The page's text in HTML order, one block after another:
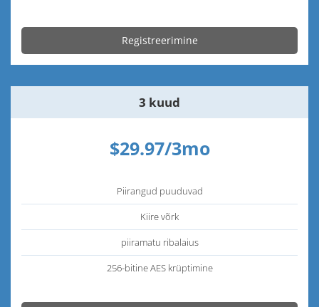
Registreerimine
3 kuud
$29.97/3mo
Piirangud puuduvad
Kiire võrk
piiramatu ribalaius
256-bitine AES krüptimine